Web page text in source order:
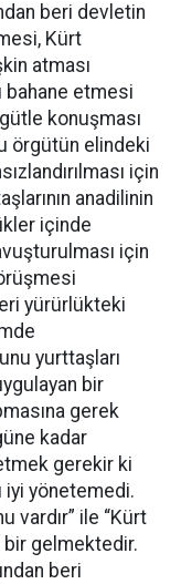
beri devletin
Kürt
atması
bahane etmesi
konuşması
örgütün elindeki
için
anadilinin
içinde
için
yürürlükteki
yurttaşları
bir
gerek
kadar
gerekir ki
iyi yönetemedi.
vardır” ile “Kürt
bir gelmektedir.
beri